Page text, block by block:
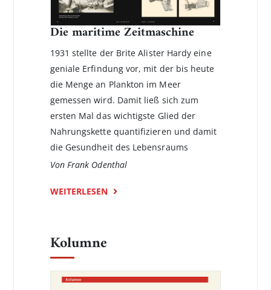
Die maritime Zeitmaschine
1931 stellte der Brite Alister Hardy eine
geniale Erfindung vor, mit der bis heute
die Menge an Plankton im Meer
gemessen wird. Damit ließ sich zum
ersten Mal das wichtigste Glied der
Nahrungskette quantifizieren und damit
die Gesundheit des Lebensraums
Von Frank Odenthal
WEITERLESEN
Kolumne